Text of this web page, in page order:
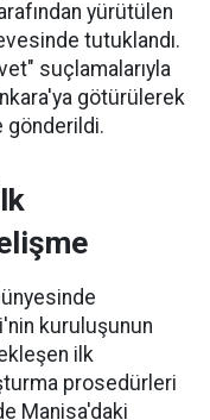
yürütülen
tutuklandı.
suçlamalarıyla
götürülerek
gönderildi.
kuruluşunun
ilk
prosedürleri
Manisa'daki